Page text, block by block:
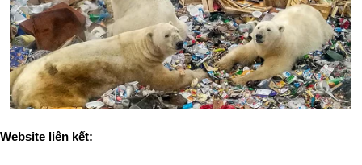
Website liên kết: